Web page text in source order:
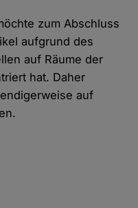
zum Abschluss
aufgrund des
auf Räume der
hat. Daher
auf